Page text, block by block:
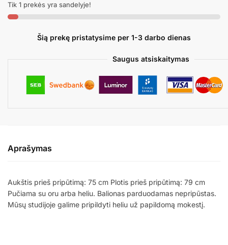
PAW
BLACK
nepakuotas
Tik 1 prekės yra sandelyje!
Šią prekę pristatysime per 1-3 darbo dienas
Saugus atsiskaitymas
Aprašymas
Aukštis prieš pripūtimą: 75 cm Plotis prieš pripūtimą: 79 cm
Pučiama su oru arba heliu. Balionas parduodamas nepripūstas.
Mūsų studijoje galime pripildyti heliu už papildomą mokestį.